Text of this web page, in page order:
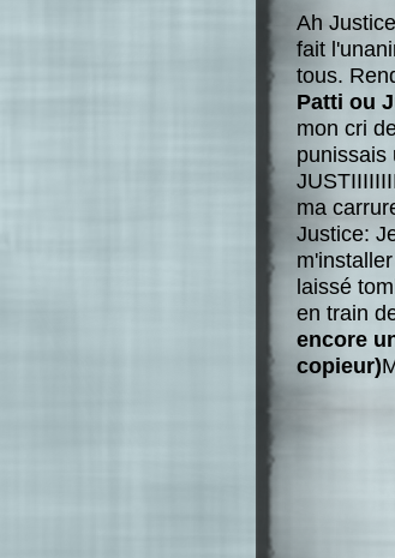
Ah
fait
tous.
Patti ou
mon cri
punissais
ma
Justice:
laissé
en train
encore
copieur)